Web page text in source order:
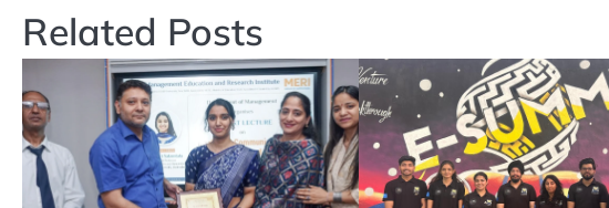
Related Posts